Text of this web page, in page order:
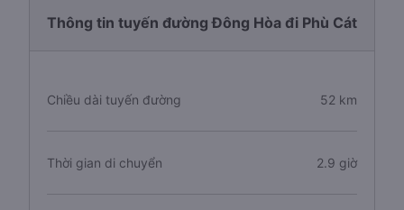
Thông tin tuyến đường Đông Hòa đi Phù Cát
Chiều dài tuyến đường 52 km
Thời gian di chuyển 2.9 giờ